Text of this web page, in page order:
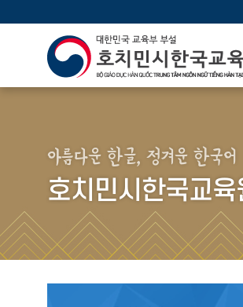
아름다운 한글, 정겨운 한국어
호치민시한국교